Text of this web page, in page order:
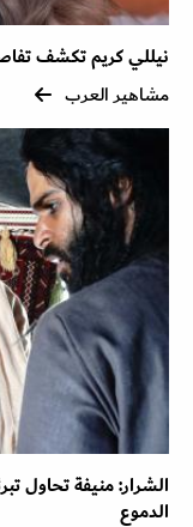
نيللي كريم تكشف
مشاهير العرب
الشرار: منيفة تحاول
الدموع